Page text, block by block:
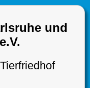
und